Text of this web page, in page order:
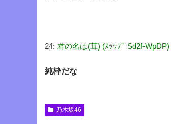
24: 君の名は(茸) (ｽｯｯﾌﾟ Sd2f-WpDP)
純枠だな
乃木坂46